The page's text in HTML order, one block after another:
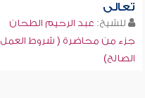
تعالى
للشيخ: عبد الرحيم الطحان
جزء من محاضرة ( شروط العمل
الصالح)